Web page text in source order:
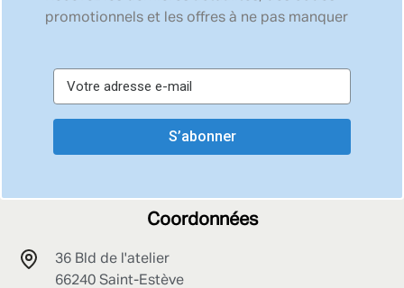
promotionnels et les offres à ne pas manquer
S’abonner
Coordonnées
36 Bld de l'atelier
66240 Saint-Estève